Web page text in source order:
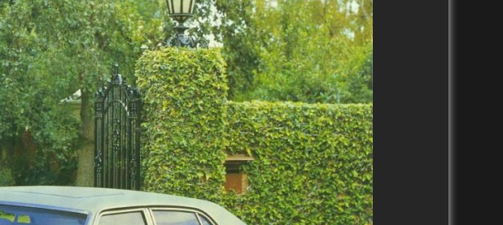
1940-1949
1930-1939
1920-1929
1914-1919
1928-1929